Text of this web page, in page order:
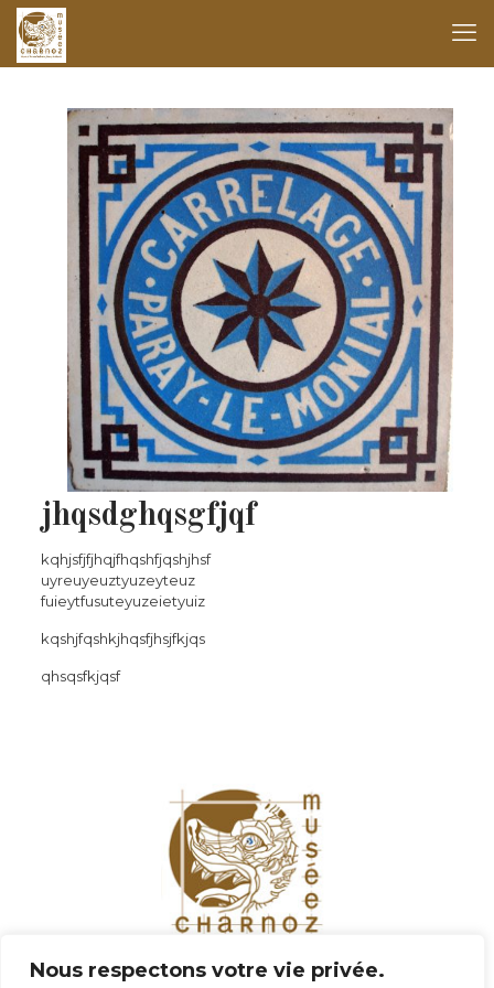
Nous respectons votre vie privée.
jhqsdghqsgfjqf
kqhjsfjfjhqjfhqshfjqshjhsf
uyreuyeuztyuzeyteuz
fuieytfusuteyuzeietyuiz
kqshjfqshkjhqsfjhsjfkjqs
qhsqsfkjqsf
Musée Paul Charnoz